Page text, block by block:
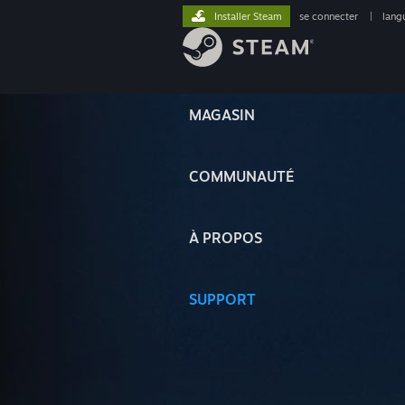
MAGASIN
COMMUNAUTÉ
À PROPOS
SUPPORT
Installer Steam se connecter